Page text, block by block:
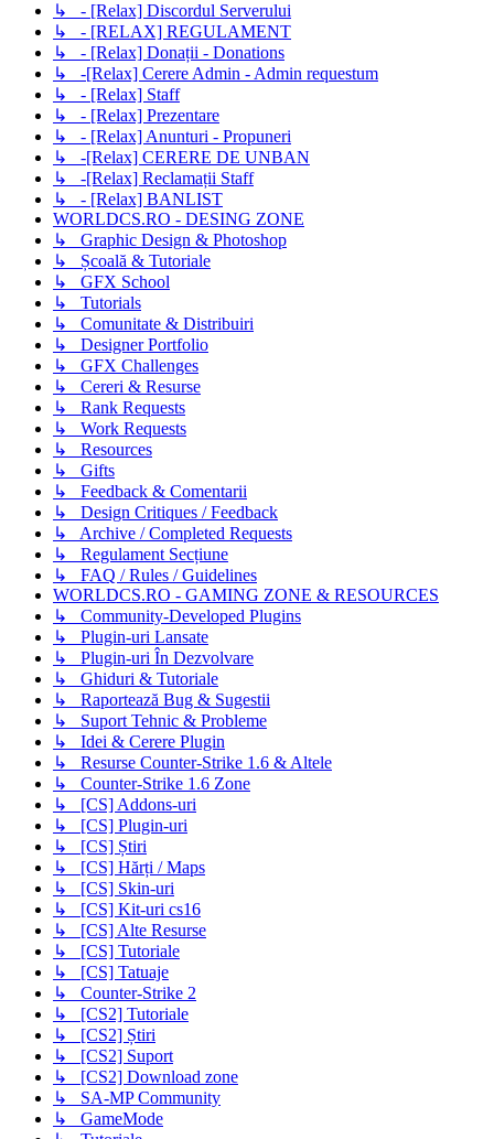
↳ - [Relax] Discordul Serverului
↳ - [RELAX] REGULAMENT
↳ - [Relax] Donații - Donations
↳ -[Relax] Cerere Admin - Admin requestum
↳ - [Relax] Staff
↳ - [Relax] Prezentare
↳ - [Relax] Anunturi - Propuneri
↳ -[Relax] CERERE DE UNBAN
↳ -[Relax] Reclamații Staff
↳ - [Relax] BANLIST
WORLDCS.RO - DESING ZONE
↳ Graphic Design & Photoshop
↳ Școală & Tutoriale
↳ GFX School
↳ Tutorials
↳ Comunitate & Distribuiri
↳ Designer Portfolio
↳ GFX Challenges
↳ Cereri & Resurse
↳ Rank Requests
↳ Work Requests
↳ Resources
↳ Gifts
↳ Feedback & Comentarii
↳ Design Critiques / Feedback
↳ Archive / Completed Requests
↳ Regulament Secțiune
↳ FAQ / Rules / Guidelines
WORLDCS.RO - GAMING ZONE & RESOURCES
↳ Community-Developed Plugins
↳ Plugin-uri Lansate
↳ Plugin-uri În Dezvolvare
↳ Ghiduri & Tutoriale
↳ Raportează Bug & Sugestii
↳ Suport Tehnic & Probleme
↳ Idei & Cerere Plugin
↳ Resurse Counter-Strike 1.6 & Altele
↳ Counter-Strike 1.6 Zone
↳ [CS] Addons-uri
↳ [CS] Plugin-uri
↳ [CS] Știri
↳ [CS] Hărți / Maps
↳ [CS] Skin-uri
↳ [CS] Kit-uri cs16
↳ [CS] Alte Resurse
↳ [CS] Tutoriale
↳ [CS] Tatuaje
↳ Counter-Strike 2
↳ [CS2] Tutoriale
↳ [CS2] Știri
↳ [CS2] Suport
↳ [CS2] Download zone
↳ SA-MP Community
↳ GameMode